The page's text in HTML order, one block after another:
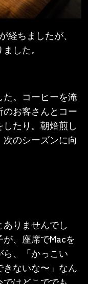
経ちましたが、
した。
。コーヒーを淹
お客さんとコー
たり。朝焙煎し
のシーズンに向
りませんでし
、座席でMacを
、「かっこい
ないな〜」なん